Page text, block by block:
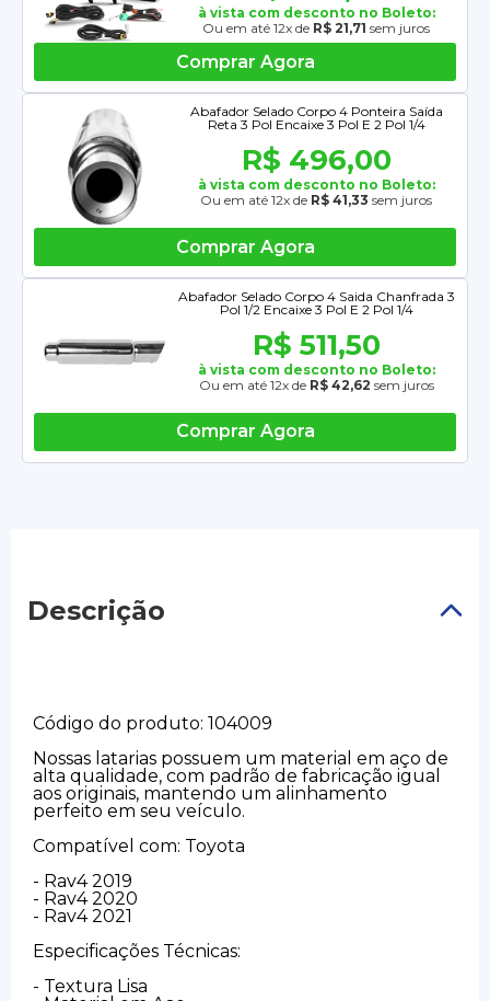
à vista com desconto no Boleto:
Ou em até 12x de R$ 21,71 sem juros
Comprar Agora
Abafador Selado Corpo 4 Ponteira Saída
Reta 3 Pol Encaixe 3 Pol E 2 Pol 1/4
R$ 496,00
à vista com desconto no Boleto:
Ou em até 12x de R$ 41,33 sem juros
Comprar Agora
Abafador Selado Corpo 4 Saida Chanfrada 3
Pol 1/2 Encaixe 3 Pol E 2 Pol 1/4
R$ 511,50
à vista com desconto no Boleto:
Ou em até 12x de R$ 42,62 sem juros
Comprar Agora
Descrição
Código do produto: 104009
Nossas latarias possuem um material em aço de
alta qualidade, com padrão de fabricação igual
aos originais, mantendo um alinhamento
perfeito em seu veículo.
Compatível com: Toyota
- Rav4 2019
- Rav4 2020
- Rav4 2021
Especificações Técnicas:
- Textura Lisa